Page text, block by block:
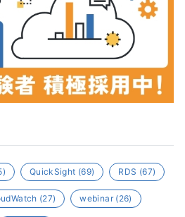
QuickSight (69) RDS (67)
(27) webinar(26)